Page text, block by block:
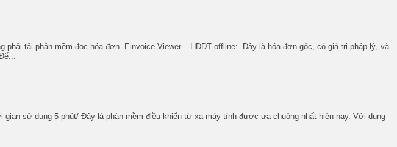
tải phần mềm đọc hóa đơn. Einvoice Viewer – HĐĐT offline: Đây là hóa đơn gốc, có giá trị pháp lý, và
sử dụng 5 phút/ Đây là phàn mềm điều khiển từ xa máy tính được ưa chuộng nhất hiện nay. Với dung